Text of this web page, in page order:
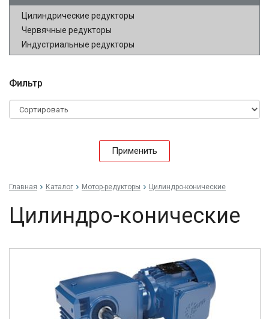
Цилиндрические редукторы
Червячные редукторы
Индустриальные редукторы
Фильтр
Применить
Главная Каталог Мотор-редукторы Цилиндро-конические
Цилиндро-конические